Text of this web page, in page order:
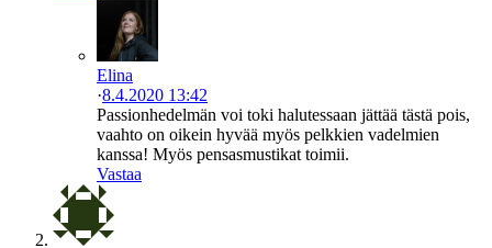
Elina
·8.4.2020 13:42
Passionhedelmän voi toki halutessaan jättää tästä pois,
vaahto on oikein hyvää myös pelkkien vadelmien
kanssa! Myös pensasmustikat toimii.
Vastaa